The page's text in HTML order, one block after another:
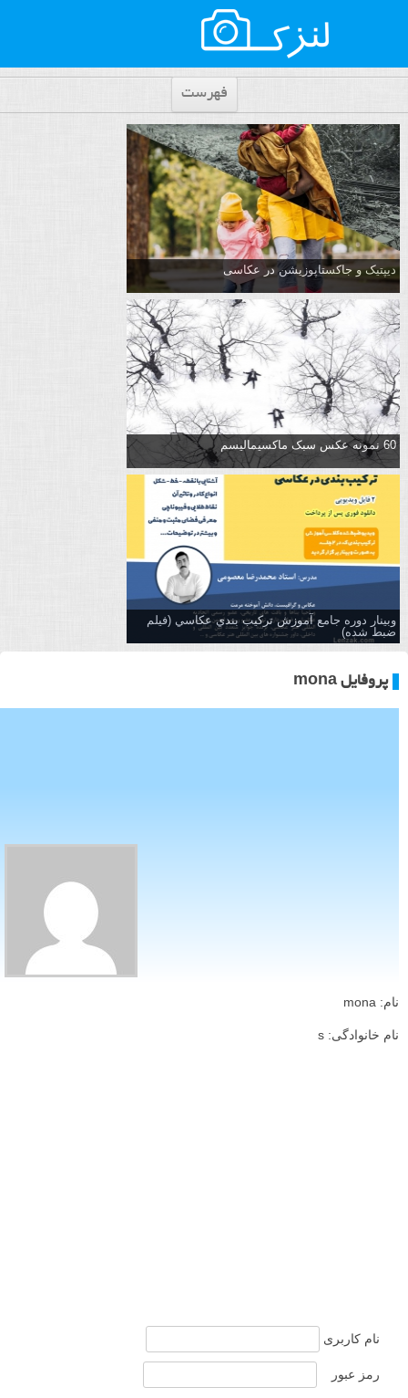
فهرست
دیپتیک و جاکستا‌پوزیشن در عکاسی
60 نمونه عکس سبک ماکسیمالیسم
وبینار دوره جامع آموزش تركيب بندي عكاسي (فیلم
ضبط شده)
پروفایل mona
نام: mona
نام خانوادگی: s
نام کاربری
رمز عبور